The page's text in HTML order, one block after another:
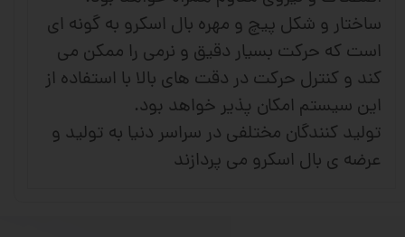
ساختار و شکل پیچ و مهره بال اسکرو به گونه ای
است که حرکت بسیار دقیق و نرمی را ممکن می
کند و کنترل حرکت در دقت های بالا با استفاده از
این سیستم امکان پذیر خواهد بود.
تولید کنندگان مختلفی در سراسر دنیا به تولید و
عرضه ی بال اسکرو می پردازند